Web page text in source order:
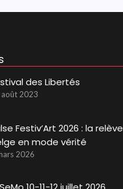
des Libertés
août 2023
Festiv’Art 2026 : la relève
en mode vérité
2026